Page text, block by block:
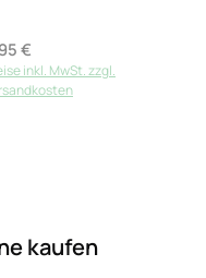
Preis:
€
inkl. MwSt. zzgl.
kaufen